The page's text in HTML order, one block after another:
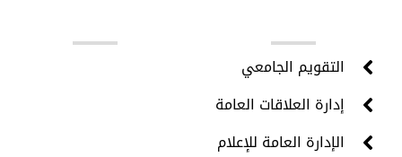
التقويم الجامعي
إدارة العلاقات العامة
الإدارة العامة للإعلام